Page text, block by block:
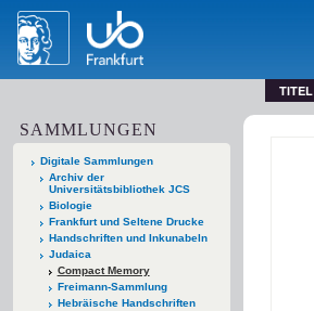
TITEL
SAMMLUNGEN
Digitale Sammlungen
Archiv der
Universitätsbibliothek JCS
Biologie
Frankfurt und Seltene Drucke
Handschriften und Inkunabeln
Judaica
Compact Memory
Freimann-Sammlung
Hebräische Handschriften